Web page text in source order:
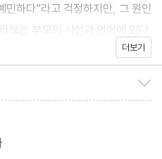
하다”라고 걱정하지만, 그 원인
보는 부모의 시선과 언어에 있다.
시대에 아이에게 진짜 필요한 것
부모와의 상호작용 속에서 자란
이의 감정조절력을 길러주는 구
더보기